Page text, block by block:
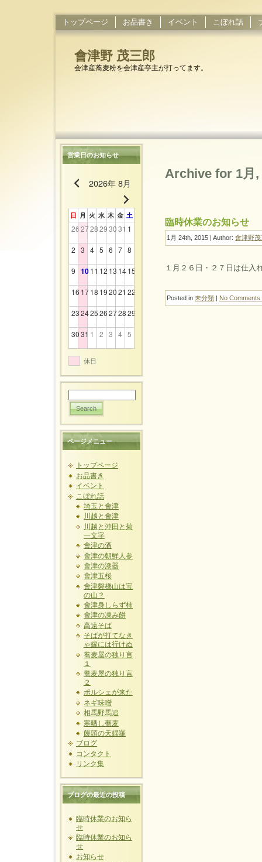
トップページ お品書き イベント こぼれ話
會津野 茂三郎
会津産蕎麦粉を会津産亭主が打ってます。
営業日のお知らせ
2026年 8月
日 月 火 水 木 金 土
262728293031 1
2 3 4 5 6 7 8
9 1011 12 13 1415
16 1718 192021 22
23242526272829
3031 1 2 3 4 5
休日
ページメニュー
トップページ
お品書き
イベント
こぼれ話
埼玉と會津
川越と會津
川越と沖田と菊
一文字
會津の酒
會津の朝鮮人参
會津の漆器
會津五桜
會津磐梯山は宝
の山？
會津身しらず柿
會津の凍み餅
高遠そば
そばが打てなき
ゃ嫁には行けぬ
蕎麦屋の独り言
１
蕎麦屋の独り言
２
ポルシェが来た
ネギ味噌
相馬野馬追
寒晒し蕎麦
饅頭の天婦羅
ブログ
コンタクト
リンク集
ブログの最近の投稿
臨時休業のお知ら
せ
臨時休業のお知ら
せ
お知らせ
Archive for 1月,
臨時休業のお知らせ
1月 24th, 2015 | Author: 會津野茂
１月２６日・２７日は仕入
Posted in 未分類 | No Comments